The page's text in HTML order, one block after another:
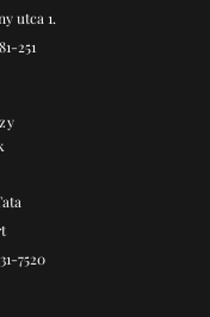
utca 1.
251
7520